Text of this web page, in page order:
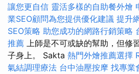
讓您更自信 靈活多樣的自助餐外燴
業SEO顧問為您提供優化建議 提升
SEO策略 助您成功的網路行銷策略
推薦 上師是不可或缺的幫助，但修
子身上。 Sakta 熱門外燴推薦選擇
氣結調理療法 台中油壓按摩 找專業